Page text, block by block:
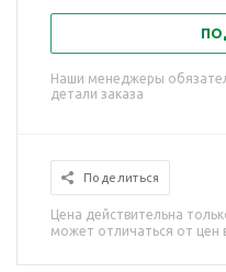
Наши менеджеры
детали заказа
Поделиться
Цена действительна
может отличаться от цен